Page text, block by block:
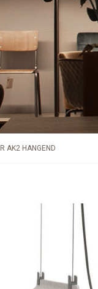
AK2 HANGEND